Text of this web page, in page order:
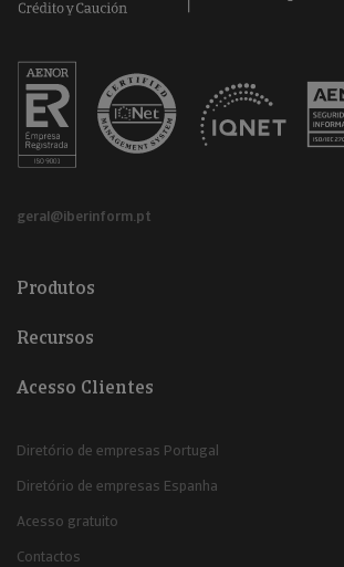
geral@iberinform.pt
Produtos
Recursos
Acesso Clientes
Diretório de empresas Portugal
Diretório de empresas Espanha
Acesso gratuito
Contactos